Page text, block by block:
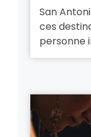
San
ces
personne